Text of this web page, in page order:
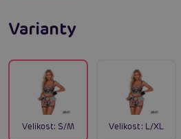
Varianty
Velikost: S/M Velikost: L/XL